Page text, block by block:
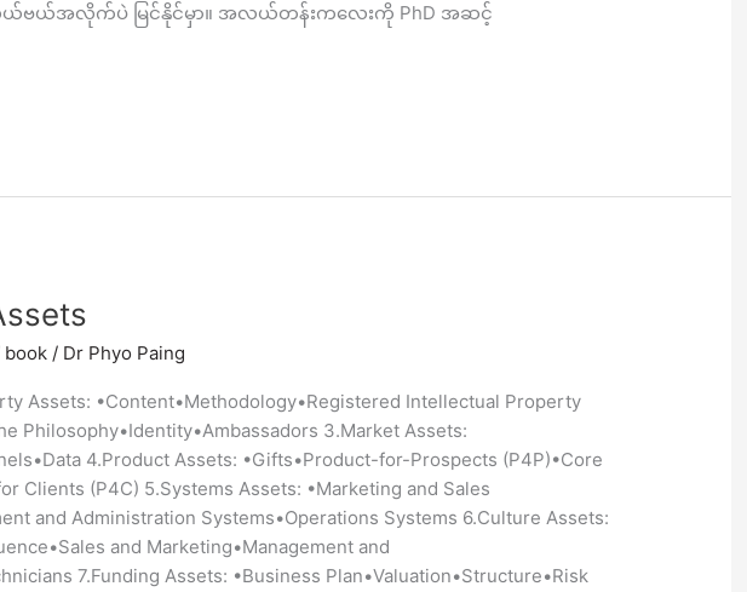
ယ်ဗယ်အလိုက်ပဲ မြင်နိုင်မှာ။ အလယ်တန်းကလေးကို PhD အဆင့်
book / Dr Phyo Paing
Assets: •Content•Methodology•Registered Intellectual Property
Philosophy•Identity•Ambassadors 3.Market Assets:
4.Product Assets: •Gifts•Product-for-Prospects (P4P)•Core
Clients (P4C) 5.Systems Assets: •Marketing and Sales
and Administration Systems•Operations Systems 6.Culture Assets:
and Marketing•Management and
7.Funding Assets: •Business Plan•Valuation•Structure•Risk